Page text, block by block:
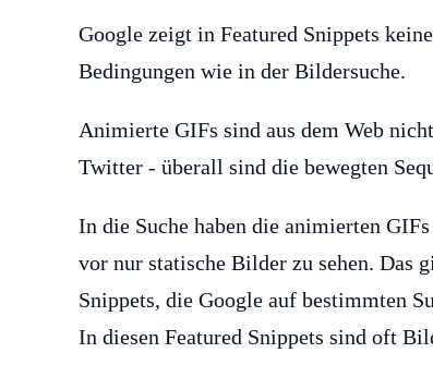
Google zeigt in Featured Snippets
Bedingungen wie in der Bildersuche.
Animierte GIFs sind aus dem Web
Twitter - überall sind die bewegten
In die Suche haben die animierten
vor nur statische Bilder zu sehen. Das
Snippets, die Google auf bestimmten
In diesen Featured Snippets sind oft